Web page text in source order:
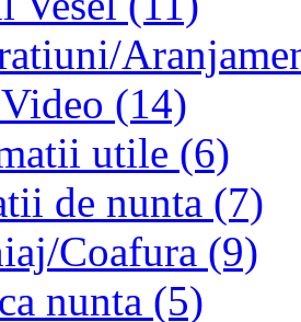
(14)
utile (6)
de nunta (7)
Coafura (9)
nunta (5)